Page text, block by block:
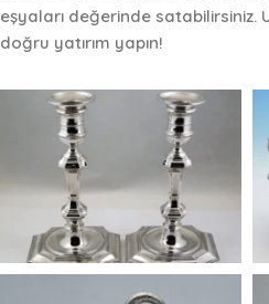
eşyaları değerinde satabilirsiniz.
doğru yatırım yapın!